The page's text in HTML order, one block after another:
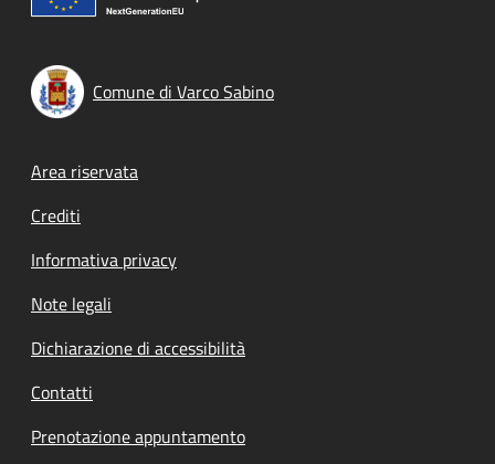
Comune di Varco Sabino
Footer menu
Area riservata
Crediti
Informativa privacy
Note legali
Dichiarazione di accessibilità
Contatti
Prenotazione appuntamento